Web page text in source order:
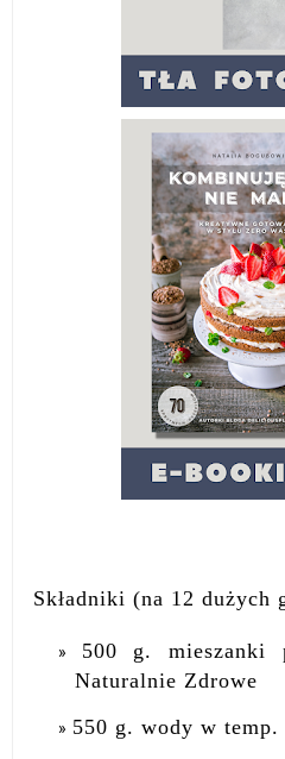
Składniki (na 12 dużych
500 g. mieszanki
Naturalnie Zdrowe
550 g. wody w